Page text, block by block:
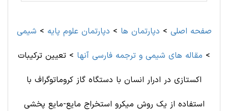
صفحه اصلی > دپارتمان ها > دپارتمان علوم پايه > شيمی
> مقاله های شيمی و ترجمه فارسی آنها > تعیین ترکیبات
اکستازی در ادرار انسان با دستگاه گاز کروماتوگراف با
استفاده از یک روش میکرو استخراج مایع-مایع پخشی